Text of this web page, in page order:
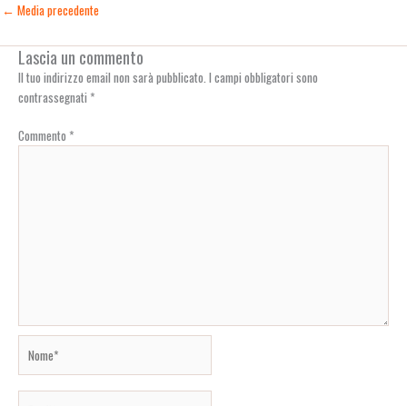
← Media precedente
Lascia un commento
Il tuo indirizzo email non sarà pubblicato. I campi obbligatori sono
contrassegnati *
Commento *